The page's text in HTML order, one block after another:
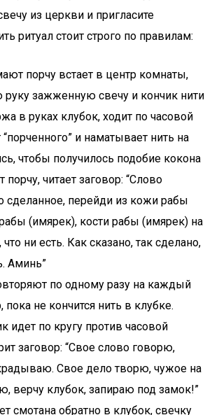
из церкви и пригласите
ритуал стоит строго по правилам:
порчу встает в центр комнаты,
руку зажженную свечу и кончик нити
в руках клубок, ходит по часовой
и наматывает нить на
чтобы получилось подобие кокона
порчу, читает заговор: “Слово
сделанное, перейди из кожи рабы
(имярек), кости рабы (имярек) на
ни есть. Как сказано, так сделано,
Аминь”
по одному разу на каждый
пока не кончится нить в клубке.
идет по кругу против часовой
заговор: “Свое слово говорю,
Свое дело творю, чужое на
верчу клубок, запираю под замок!”
смотана обратно в клубок, свечку